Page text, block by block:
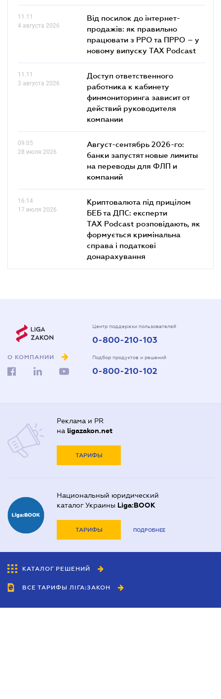
11.11
4 августа 2026
Від посилок до інтернет-
продажів: як правильно
працювати з РРО та ПРРО – у
новому випуску TAX Podcast
11.11
3 августа 2026
Доступ ответственного
работника к кабинету
финмониторинга зависит от
действий руководителя
компании
09.05
28 июля 2026
Август-сентябрь 2026-го:
банки запустят новые лимиты
на переводы для ФЛП и
компаний
16.14
17 июля 2026
Криптовалюта під прицілом
БЕБ та ДПС: експерти
TAX Podcast розповідають, як
формується кримінальна
справа і податкові
донарахування
О КОМПАНИИ
Центр поддержки пользователей
0-800-210-103
Подбор продуктов и решений
0-800-210-102
Реклама и PR
на ligazakon.net
ТАРИФЫ
Национальный юридический
каталог Украины Liga:BOOK
ТАРИФЫ ПОДРОБНЕЕ
КАТАЛОГ РЕШЕНИЙ
ВСЕ ТАРИФЫ ЛІГА:ЗАКОН